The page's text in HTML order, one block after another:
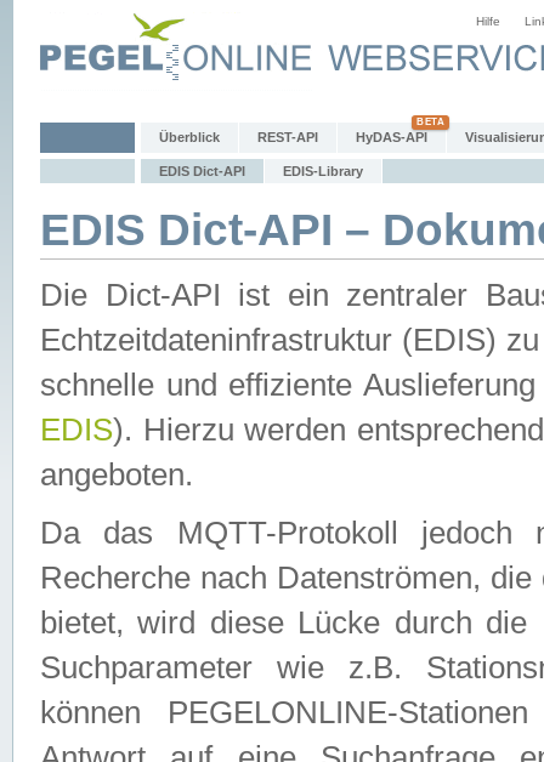
Hilfe
Überblick REST-API HyDAS-API
EDIS Dict-API EDIS-Library
EDIS Dict-API –
Die Dict-API ist ein zentraler
Echtzeitdateninfrastruktur (EDIS)
schnelle und effiziente
EDIS). Hierzu werden
angeboten.
Da das MQTT-Protokoll jedoch
Recherche nach Datenströmen,
bietet, wird diese Lücke durch die
Suchparameter wie z.B.
können PEGELONLINE-